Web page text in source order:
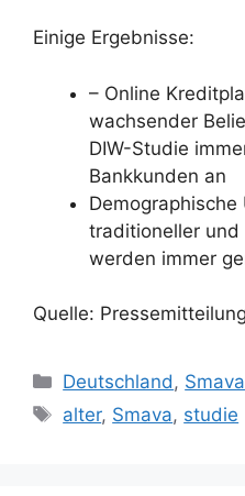
Einige Ergebnisse:
– Online
wachsender
DIW-Studie
Bankkunden an
traditioneller und
werden immer
Quelle: Pressemitteilung
Kategorien
Deutschland, Smava
Schlagwörter
alter, Smava, studie